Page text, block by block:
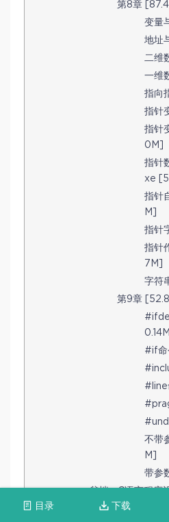
第8章
变量
地址
二维
一维
指向
指针
指针
0M]
指针
xe
指针
M]
指针
指针
7M]
字符
第9章
0.14M]
#if命
#line
不带
M]
带参
翁恺—C语言程序
1.1 计算机
目录 下载